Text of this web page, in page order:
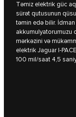
Təmiz elektrik güc
sürət qutusunun
təmin edə bilir.
akkumulyatorumuzu
mərkəzini və
elektrik Jaguar
100 mil/saat 4,5